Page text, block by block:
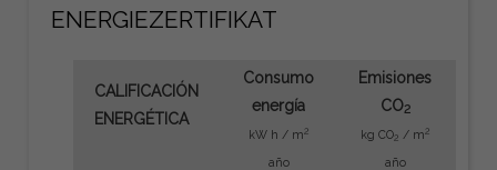
ENERGIEZERTIFIKAT
CALIFICACIÓN
ENERGÉTICA
Consumo
energía
kW h / m2
año
Emisiones
CO2
kg CO2 / m2
año